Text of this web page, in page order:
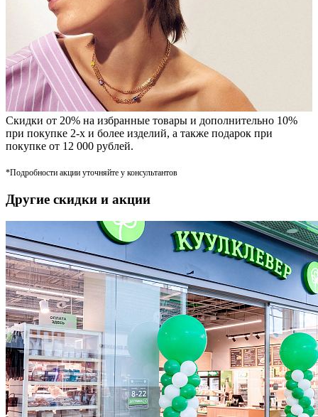
Скидки от 20% на избранные товары и дополнительно 10%
при покупке 2-х и более изделий, а также подарок при
покупке от 12 000 рублей.
*Подробности акции уточняйте у консультантов
Другие скидки и акции